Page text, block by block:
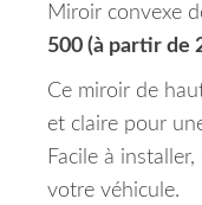
Miroir convexe
500 (à partir de
Ce miroir de
et claire pour
Facile à
votre véhicule.